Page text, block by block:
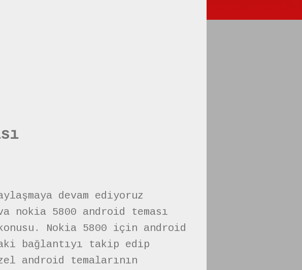
devam ediyoruz
nokia 5800 android teması
Nokia 5800 için android
bağlantıyı takip edip
android temalarının